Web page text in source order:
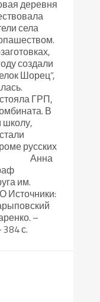
деревня
села
создали
Шорец”,
ГРП,
В
школу,
русских
Анна
им.
Источники:
–
с.